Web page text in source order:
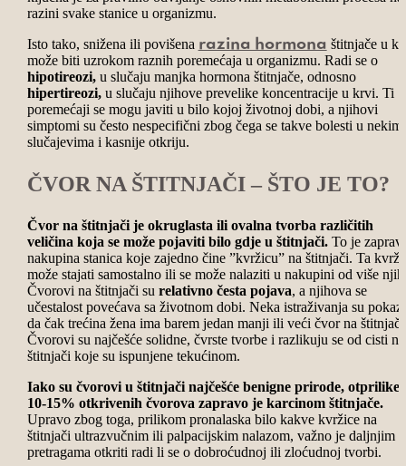
razini svake stanice u organizmu.
Isto tako, snižena ili povišena razina hormona štitnjače u
može biti uzrokom raznih poremećaja u organizmu. Radi se o
hipotireozi, u slučaju manjka hormona štitnjače, odnosno
hipertireozi,u slučaju njihove prevelike koncentracije u krvi. Ti
poremećaji se mogu javiti u bilo kojoj životnoj dobi, a njihovi
simptomi su često nespecifični zbog čega se takve bolesti u nekim
slučajevima i kasnije otkriju.
ČVOR NA ŠTITNJAČI – ŠTO JE TO?
Čvor na štitnjači je okruglasta ili ovalna tvorba različitih
veličina koja se može pojaviti bilo gdje u štitnjači.To je
nakupina stanica koje zajedno čine ”kvržicu” na štitnjači. Ta
može stajati samostalno ili se može nalaziti u nakupini od više
Čvorovi na štitnjači su relativno česta pojava, a njihova se
učestalost povećava sa životnom dobi. Neka istraživanja su
da čak trećina žena ima barem jedan manji ili veći čvor na
Čvorovi su najčešće solidne, čvrste tvorbe i razlikuju se od cisti na
štitnjači koje su ispunjene tekućinom.
Iako su čvorovi u štitnjači najčešće benigne prirode, otprilike
10-15% otkrivenih čvorova zapravo je karcinom štitnjače.
Upravo zbog toga, prilikom pronalaska bilo kakve kvržice na
štitnjači ultrazvučnim ili palpacijskim nalazom, važno je daljnjim
pretragama otkriti radi li se o dobroćudnoj ili zloćudnoj tvorbi.